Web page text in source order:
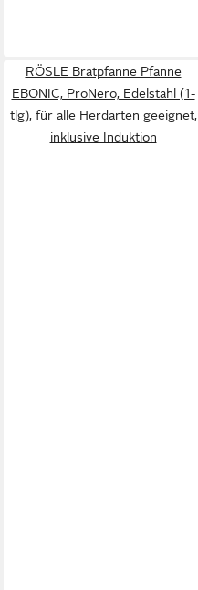
RÖSLE Bratpfanne Pfanne
EBONIC, ProNero, Edelstahl (1-
tlg), für alle Herdarten geeignet,
inklusive Induktion